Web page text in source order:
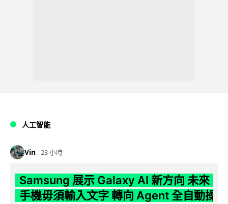
人工智能
Vin 23 小時
Samsung 展示 Galaxy AI 新方向 未來
手機毋須輸入文字 轉向 Agent 全自動操